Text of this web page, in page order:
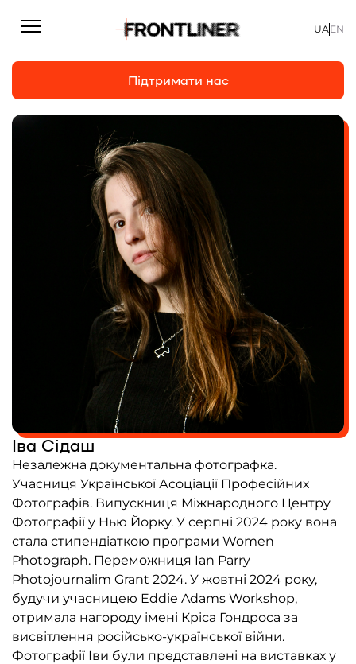
Медіакіт
Партнери проєкту та подяка
Редакційна політика | Копірайт
Документи
Підтримати нас
UAEN
Підтримати нас
Іва Сідаш
Незалежна документальна фотографка.
Учасниця Української Асоціації Професійних
Фотографів. Випускниця Міжнародного Центру
Фотографії у Нью Йорку. У серпні 2024 року вона
стала стипендіаткою програми Women
Photograph. Переможниця Ian Parry
Photojournalim Grant 2024. У жовтні 2024 року,
будучи учасницею Eddie Adams Workshop,
отримала нагороду імені Кріса Гондроса за
висвітлення російсько-української війни.
Фотографії Іви були представлені на виставках у